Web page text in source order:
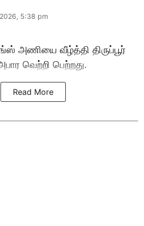
5:38 pm
அணியை வீழ்த்தி திருப்பூர்
வெற்றி பெற்றது.
Read More